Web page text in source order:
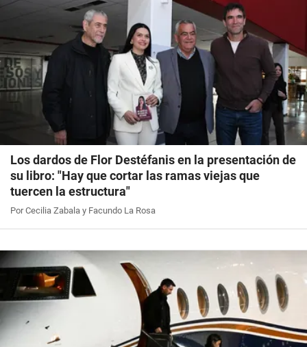
Los dardos de Flor Destéfanis en la presentación de
su libro: "Hay que cortar las ramas viejas que
tuercen la estructura"
Por Cecilia Zabala y Facundo La Rosa